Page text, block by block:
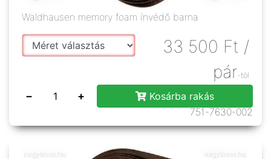
Waldhausen memory foam ínvédő barna
33 500 Ft /
pár-tól
− +
Kosárba rakás
751-7630-002